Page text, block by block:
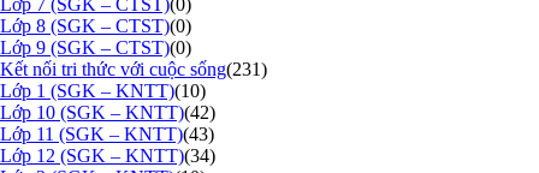
Lớp 7 (SGK – CTST)(0)
Lớp 8 (SGK – CTST)(0)
Lớp 9 (SGK – CTST)(0)
Kết nối tri thức với cuộc sống(231)
Lớp 1 (SGK – KNTT)(10)
Lớp 10 (SGK – KNTT)(42)
Lớp 11 (SGK – KNTT)(43)
Lớp 12 (SGK – KNTT)(34)